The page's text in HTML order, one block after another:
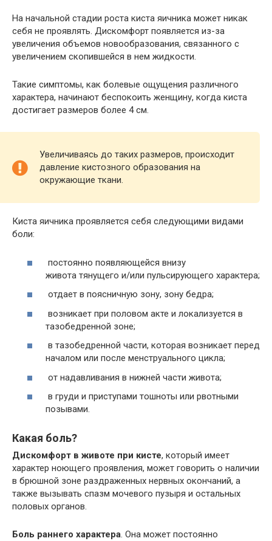
На начальной стадии роста киста яичника может никак
себя не проявлять. Дискомфорт появляется из-за
увеличения объемов новообразования, связанного с
увеличением скопившейся в нем жидкости.
Такие симптомы, как болевые ощущения различного
характера, начинают беспокоить женщину, когда киста
достигает размеров более 4 см.
Увеличиваясь до таких размеров, происходит
давление кистозного образования на
окружающие ткани.
Киста яичника проявляется себя следующими видами
боли:
постоянно появляющейся внизу
живота тянущего и/или пульсирующего характера;
отдает в поясничную зону, зону бедра;
возникает при половом акте и локализуется в
тазобедренной зоне;
в тазобедренной части, которая возникает перед
началом или после менструального цикла;
от надавливания в нижней части живота;
в груди и приступами тошноты или рвотными
позывами.
Какая боль?
Дискомфорт в животе при кисте, который имеет
характер ноющего проявления, может говорить о наличии
в брюшной зоне раздраженных нервных окончаний, а
также вызывать спазм мочевого пузыря и остальных
половых органов.
Боль раннего характера. Она может постоянно